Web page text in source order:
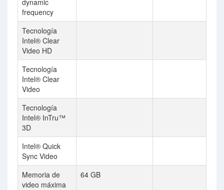
dynamic
frequency
Tecnología
Intel® Clear
Video HD
Tecnología
Intel® Clear
Video
Tecnología
Intel® InTru™
3D
Intel® Quick
Sync Video
Memoria de
video máxima
64 GB